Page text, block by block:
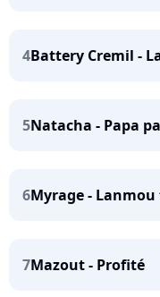
4Battery Cremil -
5Natacha - Papa
6Myrage -
7Mazout - Profité